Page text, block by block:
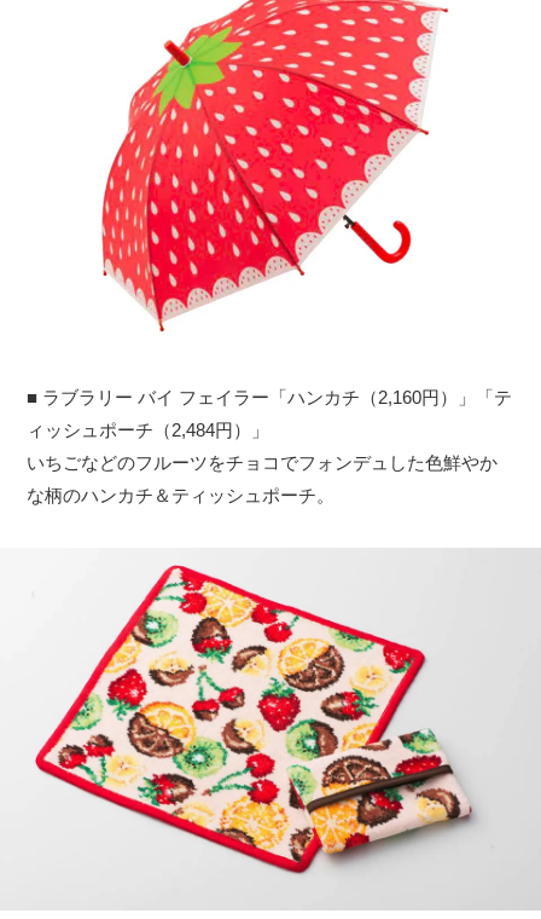
■ ラブラリー バイ フェイラー「ハンカチ（2,160円）」「テ
ィッシュポーチ（2,484円）」
いちごなどのフルーツをチョコでフォンデュした色鮮やか
な柄のハンカチ＆ティッシュポーチ。